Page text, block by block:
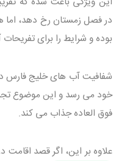
در فصل زمستان رخ دهد، اما
بوده و شرایط را برای
شفافیت آب های خلیج فارس
خود می رسد و این موضوع
فوق العاده جذاب می کند.
علاوه بر این، اگر قصد اقامت